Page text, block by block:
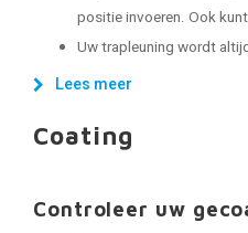
positie invoeren. Ook
Uw trapleuning wordt
Lees meer
Coating
Controleer uw